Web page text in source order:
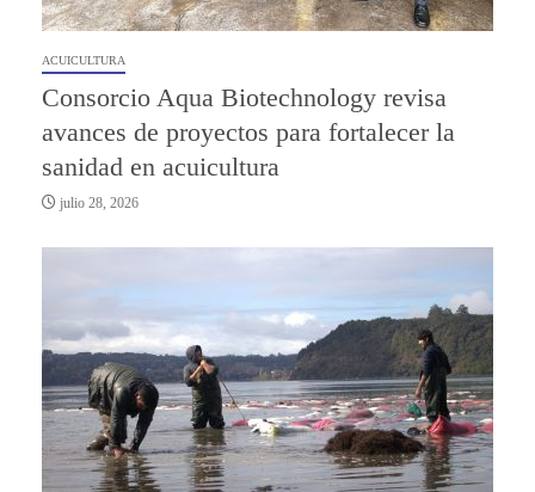
ACUICULTURA
Consorcio Aqua Biotechnology revisa
avances de proyectos para fortalecer la
sanidad en acuicultura
julio 28, 2026